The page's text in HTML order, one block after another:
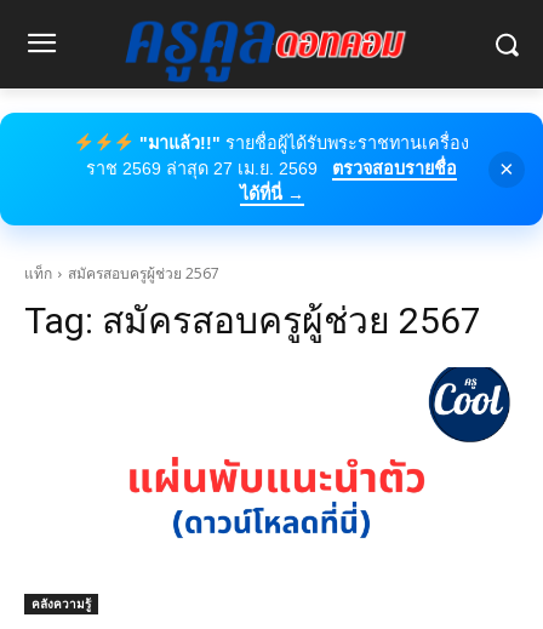
"มาแล้ว!!" รายชื่อผู้ได้รับพระราชทานเครื่อง
ราช 2569 ล่าสุด 27 เม.ย. 2569
ตรวจสอบรายชื่อ
ได้ที่นี่ →
×
แท็ก สมัครสอบครูผู้ช่วย 2567
Tag: สมัครสอบครูผู้ช่วย 2567
คลังความรู้